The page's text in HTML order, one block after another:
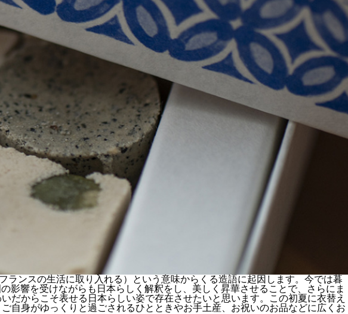
ランスの生活に取り入れる）という意味からくる造語に起因します。今では暮
影響を受けながらも日本らしく解釈をし、美しく昇華させることで、さらにま
だからこそ表せる日本らしい姿で存在させたいと思います。この初夏に衣替え
自身がゆっくりと過ごされるひとときやお手土産、お祝いのお品などに広くお